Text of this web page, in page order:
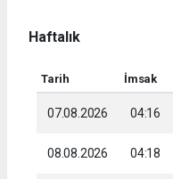
Haftalık
Tarih İmsak
07.08.2026 04:16
08.08.2026 04:18